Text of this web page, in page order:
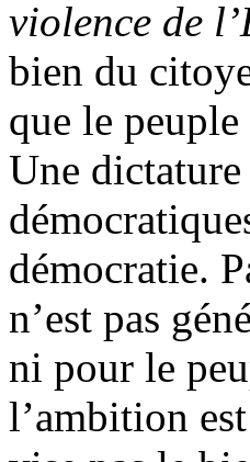
violence de
bien du
que le
Une
démocratie.
n’est pas
ni pour le
l’ambition